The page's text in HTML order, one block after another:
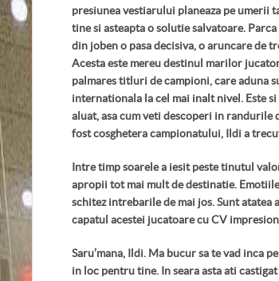
presiunea vestiarului planeaza pe umerii
tine si asteapta o solutie salvatoare.
din joben o pasa decisiva, o aruncare de
Acesta este mereu destinul marilor
palmares titluri de campioni, care aduna
internationala la cel mai inalt nivel. Este
aluat, asa cum veti descoperi in randurile
fost cosghetera campionatului, Ildi a
Intre timp soarele a iesit peste tinutul
apropii tot mai mult de destinatie.
schitez intrebarile de mai jos. Sunt atatea
capatul acestei jucatoare cu CV
Saru’mana, Ildi. Ma bucur sa te vad inca
in loc pentru tine. In seara asta ati